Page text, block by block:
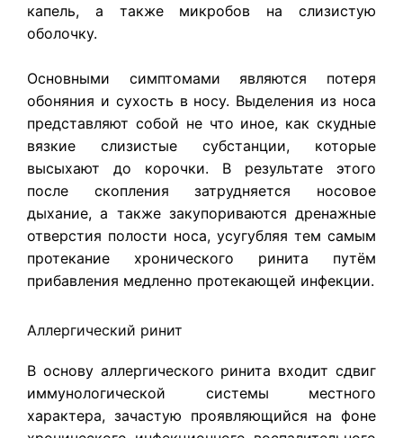
капель, а также микробов на слизистую
оболочку.
Основными симптомами являются потеря
обоняния и сухость в носу. Выделения из носа
представляют собой не что иное, как скудные
вязкие слизистые субстанции, которые
высыхают до корочки. В результате этого
после скопления затрудняется носовое
дыхание, а также закупориваются дренажные
отверстия полости носа, усугубляя тем самым
протекание хронического ринита путём
прибавления медленно протекающей инфекции.
Аллергический ринит
В основу аллергического ринита входит сдвиг
иммунологической системы местного
характера, зачастую проявляющийся на фоне